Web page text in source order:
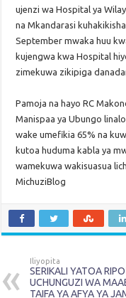
ujenzi wa Hospital ya
na Mkandarasi
September mwaka huu
kujengwa kwa Hospital
zimekuwa zikipiga
Pamoja na hayo RC
Manispaa ya Ubungo
wake umefikia 65% na
kutoa huduma kabla ya
wamekuwa wakisuasua
MichuziBlog
Iliyopita
SERIKALI YATOA
UCHUNGUZI WA
TAIFA YA AFYA YA